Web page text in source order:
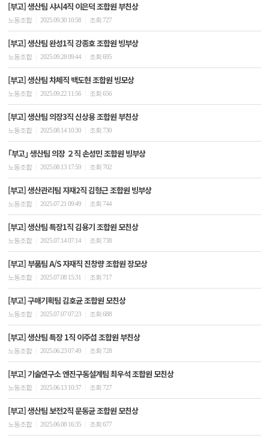
[부고] 생산팀 샤시4직 이은덕 조합원 부친상
노동조합 2025.09.30 10:58 조회 727
[부고] 생산팀 완성1직 강종호 조합원 빙부상
노동조합 2025.09.28 09:44 조회 695
[부고] 생산팀 차체직 백도현 조합원 빙모상
노동조합 2025.09.22 11:56 조회 656
[부고] 생산팀 의장3직 신상용 조합원 부친상
노동조합 2025.08.14 10:30 조회 730
｢부고｣ 생산팀 의장 ２직 손성민 조합원 빙부상
노동조합 2025.08.13 17:59 조회 702
[부고] 생산관리팀 자재2직 김형근 조합원 빙부상
노동조합 2025.07.21 09:49 조회 744
[부고] 생산팀 특장1직 김용기 조합원 모친상
노동조합 2025.07.14 07:14 조회 738
[부고] 부품팀 A/S 자재직 진창량 조합원 장모상
노동조합 2025.07.08 15:31 조회 717
[부고] 구매기획팀 김호균 조합원 모친상
노동조합 2025.07.07 07:23 조회 688
[부고] 생산팀 특장 1직 이주섭 조합원 부친상
노동조합 2025.06.23 07:49 조회 728
[부고] 기술연구소 엔진구동설계팀 최우석 조합원 모친상
노동조합 2025.06.13 10:37 조회 727
[부고] 생산팀 보전2직 문동균 조합원 모친상
노동조합 2025.06.08 16:35 조회 677